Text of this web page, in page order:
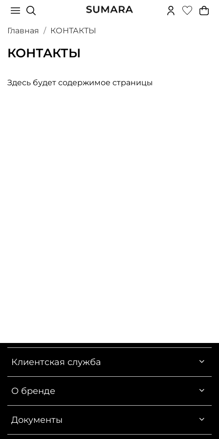
Главная КОНТАКТЫ
КОНТАКТЫ
Здесь будет содержимое страницы
Клиентская служба
О бренде
Документы